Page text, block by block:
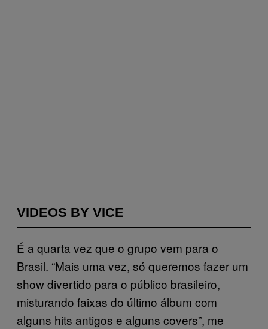
VIDEOS BY VICE
É a quarta vez que o grupo vem para o
Brasil. “Mais uma vez, só queremos fazer um
show divertido para o público brasileiro,
misturando faixas do último álbum com
alguns hits antigos e alguns covers”, me